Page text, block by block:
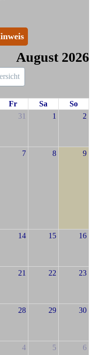
August 2026
Fr Sa
So
31 1 2
7 8 9
14 15 16
21 22 23
28 29 30
4 5 6